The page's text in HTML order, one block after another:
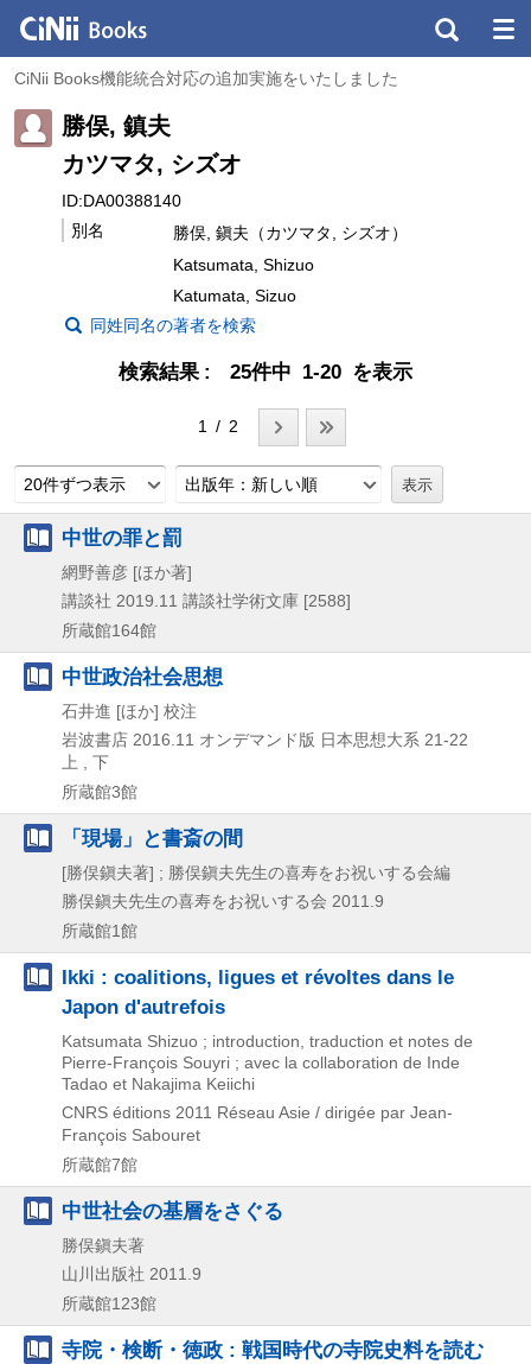
CiNii Books機能統合対応の追加実施をいたしました
勝俣, 鎮夫
カツマタ, シズオ
ID:DA00388140
別名
勝俣, 鎭夫（カツマタ, シズオ）
Katsumata, Shizuo
Katumata, Sizuo
同姓同名の著者を検索
検索結果 25件中 1-20 を表示
1 / 2
20件ずつ表示 出版年：新しい順
中世の罪と罰
網野善彦 [ほか著]
講談社 2019.11 講談社学術文庫 [2588]
所蔵館164館
中世政治社会思想
石井進 [ほか] 校注
岩波書店 2016.11 オンデマンド版 日本思想大系 21-22
上 , 下
所蔵館3館
「現場」と書斎の間
[勝俣鎭夫著] ; 勝俣鎭夫先生の喜寿をお祝いする会編
勝俣鎭夫先生の喜寿をお祝いする会 2011.9
所蔵館1館
Ikki : coalitions, ligues et révoltes dans le
Japon d'autrefois
Katsumata Shizuo ; introduction, traduction et notes de
Pierre-François Souyri ; avec la collaboration de Inde
Tadao et Nakajima Keiichi
CNRS éditions 2011 Réseau Asie / dirigée par Jean-
François Sabouret
所蔵館7館
中世社会の基層をさぐる
勝俣鎭夫著
山川出版社 2011.9
所蔵館123館
寺院・検断・徳政 : 戦国時代の寺院史料を読む